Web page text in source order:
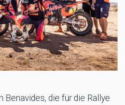
Benavides, die für die Rallye